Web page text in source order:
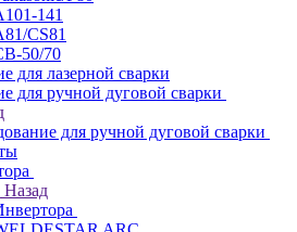
141
CS81
50/70
для лазерной сварки
для ручной дуговой сварки
для ручной дуговой сварки
Назад